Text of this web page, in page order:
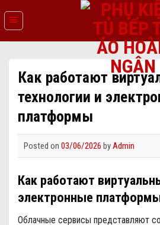
Как работают
технологии и
платформы
Posted on 03/06/2026 byAdmin
Как работают
электронные
Облачные сервисы представляют